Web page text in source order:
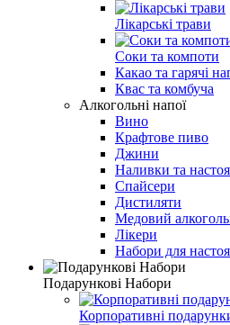
Лікарські трави
Соки та компоти
Какао та гарячі
Квас та комбуча
Алкогольні напої
Вино
Крафтове пиво
Джини
Наливки та
Спайсери
Дистиляти
Медовий
Лікери
Набори для
Подарункові Набори
Корпоративні